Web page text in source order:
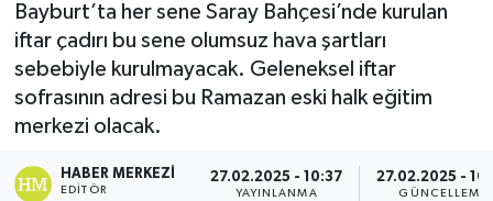
Bayburt’ta her sene Saray Bahçesi’nde kurulan
iftar çadırı bu sene olumsuz hava şartları
sebebiyle kurulmayacak. Geleneksel iftar
sofrasının adresi bu Ramazan eski halk eğitim
merkezi olacak.
HABER MERKEZI
EDITÖR
27.02.2025 - 10:37
YAYINLANMA
27.02.2025 -
GÜNCELLEME